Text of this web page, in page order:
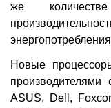
же
Новые
ASUS, Dell,